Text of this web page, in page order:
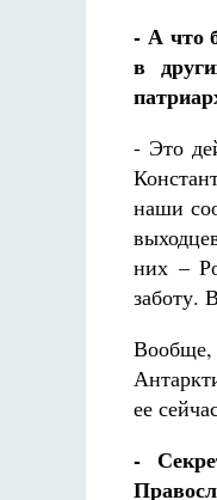
- А что
в
- Это
наши
них –
заботу.
ее
-